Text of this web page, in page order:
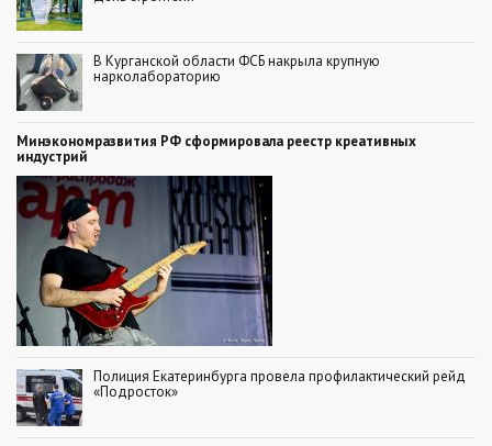
В Курганской области ФСБ накрыла крупную
нарколабораторию
Минэкономразвития РФ сформировала реестр креативных
индустрий
Полиция Екатеринбурга провела профилактический рейд
«Подросток»